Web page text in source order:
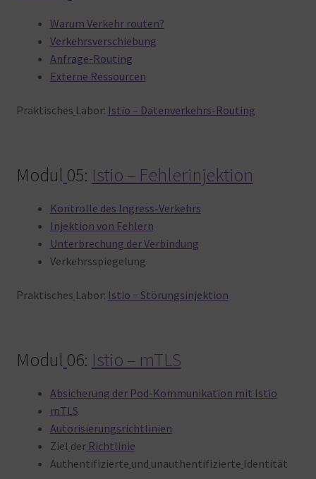
Warum Verkehr routen?
Verkehrsverschiebung
Anfrage-Routing
Externe Ressourcen
Praktisches Labor: Istio – Datenverkehrs-Routing
Modul 05: Istio – Fehlerinjektion
Kontrolle des Ingress-Verkehrs
Injektion von Fehlern
Unterbrechung der Verbindung
Verkehrsspiegelung
Praktisches Labor: Istio – Störungsinjektion
Modul 06: Istio – mTLS
Absicherung der Pod-Kommunikation mit Istio
mTLS
Autorisierungsrichtlinien
Ziel derRichtlinie
Authentifizierte und unauthentifizierte Identität